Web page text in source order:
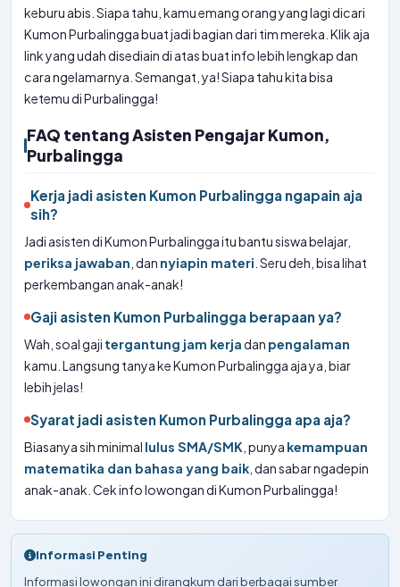
keburu abis. Siapa tahu, kamu emang orang yang lagi dicari
Kumon Purbalingga buat jadi bagian dari tim mereka. Klik aja
link yang udah disediain di atas buat info lebih lengkap dan
cara ngelamarnya. Semangat, ya! Siapa tahu kita bisa
ketemu di Purbalingga!
FAQ tentang Asisten Pengajar Kumon,
Purbalingga
Kerja jadi asisten Kumon Purbalingga ngapain aja
sih?
Jadi asisten di Kumon Purbalingga itu bantu siswa belajar,
periksa jawaban , dan nyiapin materi . Seru deh, bisa lihat
perkembangan anak-anak!
Gaji asisten Kumon Purbalingga berapaan ya?
Wah, soal gaji tergantung jam kerjadan pengalaman
kamu. Langsung tanya ke Kumon Purbalingga aja ya, biar
lebih jelas!
Syarat jadi asisten Kumon Purbalingga apa aja?
Biasanya sih minimal lulus SMA/SMK , punya kemampuan
matematika dan bahasa yang baik , dan sabar ngadepin
anak-anak. Cek info lowongan di Kumon Purbalingga!
Informasi Penting
Informasi lowongan ini dirangkum dari berbagai sumber